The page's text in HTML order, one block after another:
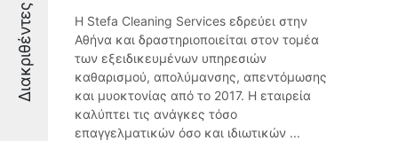
Διακριθέντες
Η Stefa Cleaning Services εδρεύει στην
Αθήνα και δραστηριοποιείται στον τομέα
των εξειδικευμένων υπηρεσιών
καθαρισμού, απολύμανσης, απεντόμωσης
και μυοκτονίας από το 2017. Η εταιρεία
καλύπτει τις ανάγκες τόσο
επαγγελματικών όσο και ιδιωτικών ...